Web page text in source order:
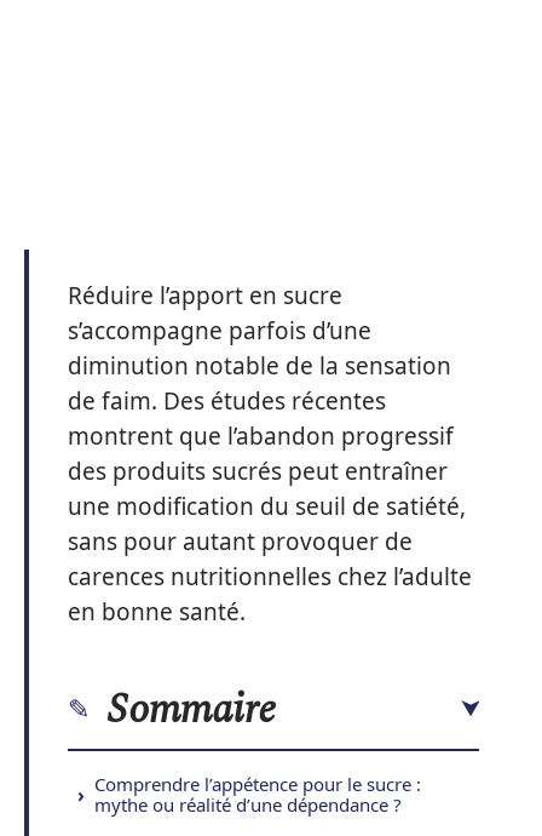
Réduire l’apport en sucre
s’accompagne parfois d’une
diminution notable de la sensation
de faim. Des études récentes
montrent que l’abandon progressif
des produits sucrés peut entraîner
une modification du seuil de satiété,
sans pour autant provoquer de
carences nutritionnelles chez l’adulte
en bonne santé.
Sommaire
Comprendre l’appétence pour le sucre :
mythe ou réalité d’une dépendance ?